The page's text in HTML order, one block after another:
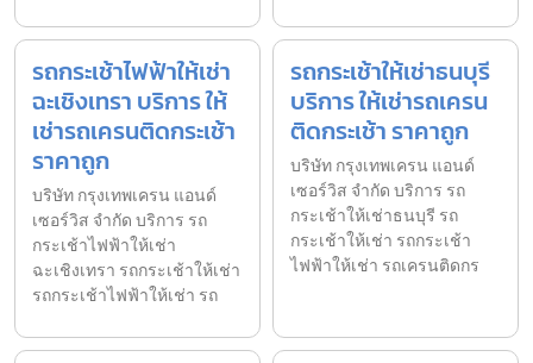
รถกระเช้าไฟฟ้าให้เช่า
ฉะเชิงเทรา บริการ ให้
เช่ารถเครนติดกระเช้า
ราคาถูก
บริษัท กรุงเทพเครน แอนด์
เซอร์วิส จำกัด บริการ รถ
กระเช้าไฟฟ้าให้เช่า
ฉะเชิงเทรา รถกระเช้าให้เช่า
รถกระเช้าไฟฟ้าให้เช่า รถ
รถกระเช้าให้เช่าธนบุรี
บริการ ให้เช่ารถเครน
ติดกระเช้า ราคาถูก
บริษัท กรุงเทพเครน แอนด์
เซอร์วิส จำกัด บริการ รถ
กระเช้าให้เช่าธนบุรี รถ
กระเช้าให้เช่า รถกระเช้า
ไฟฟ้าให้เช่า รถเครนติดกร